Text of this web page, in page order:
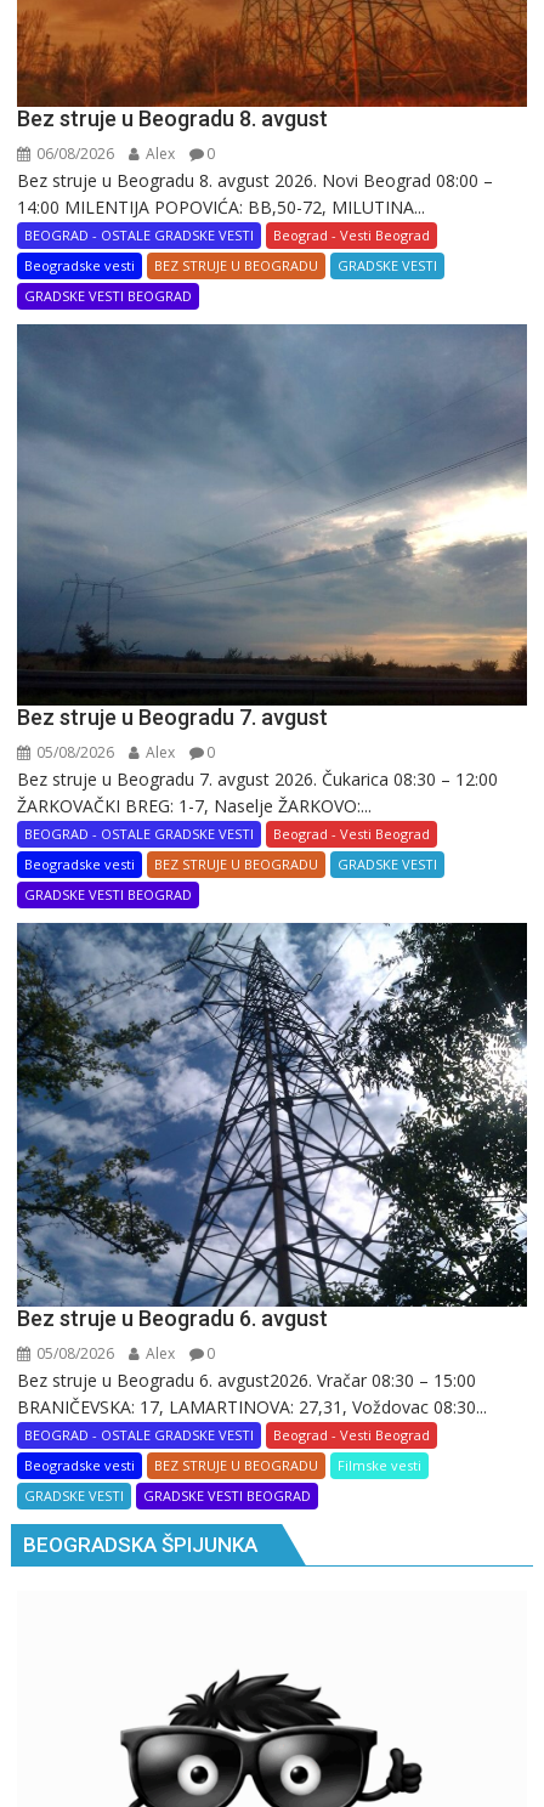
Bez struje u Beogradu 8. avgust
06/08/2026 Alex 0
Bez struje u Beogradu 8. avgust 2026. Novi Beograd 08:00 –
14:00 MILENTIJA POPOVIĆA: BB,50-72, MILUTINA...
BEOGRAD - OSTALE GRADSKE VESTI
Beograd - Vesti Beograd
Beogradske vesti
BEZ STRUJE U BEOGRADU
GRADSKE VESTI
GRADSKE VESTI BEOGRAD
Bez struje u Beogradu 7. avgust
05/08/2026 Alex 0
Bez struje u Beogradu 7. avgust 2026. Čukarica 08:30 – 12:00
ŽARKOVAČKI BREG: 1-7, Naselje ŽARKOVO:...
BEOGRAD - OSTALE GRADSKE VESTI
Beograd - Vesti Beograd
Beogradske vesti
BEZ STRUJE U BEOGRADU
GRADSKE VESTI
GRADSKE VESTI BEOGRAD
Bez struje u Beogradu 6. avgust
05/08/2026 Alex 0
Bez struje u Beogradu 6. avgust2026. Vračar 08:30 – 15:00
BRANIČEVSKA: 17, LAMARTINOVA: 27,31, Voždovac 08:30...
BEOGRAD - OSTALE GRADSKE VESTI
Beograd - Vesti Beograd
Beogradske vesti
BEZ STRUJE U BEOGRADU
Filmske vesti
GRADSKE VESTI
GRADSKE VESTI BEOGRAD
BEOGRADSKA ŠPIJUNKA